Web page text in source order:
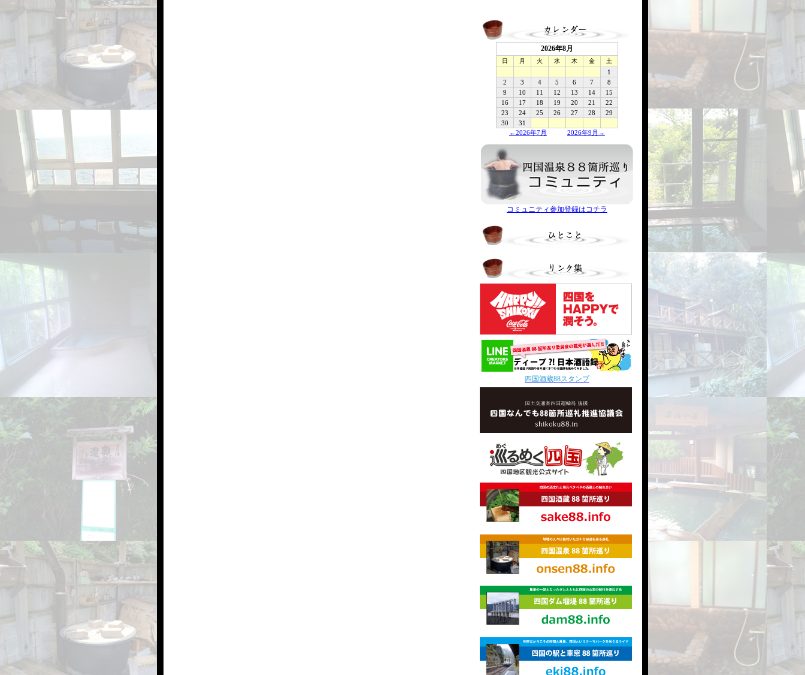
2026年8月
日 月 火 水 木 金 土
1
2
3 4 5 6 7
8
9
10 11 12 13 14
15
16
17 18 19 20 21
22
23
24 25 26 27 28
29
30
31
←2026年7月
2026年9月→
コミュニティ参加登録はコチラ
四国酒蔵88スタンプ